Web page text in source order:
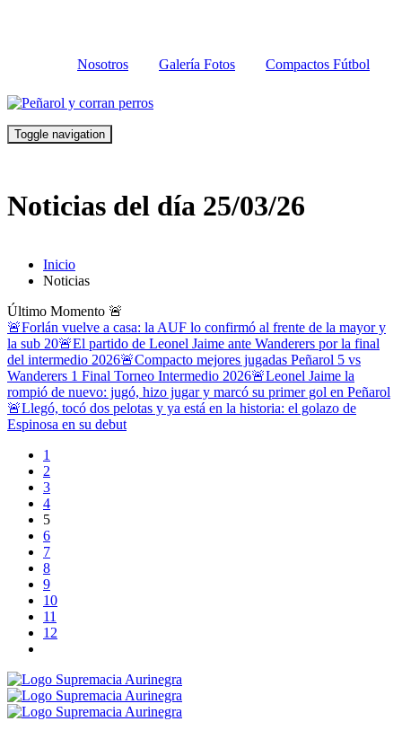
Nosotros Galería Fotos Compactos Fútbol
Toggle navigation
Noticias del día 25/03/26
Inicio
Noticias
Último Momento 🚨
🚨Forlán vuelve a casa: la AUF lo confirmó al frente de la mayor y
la sub 20🚨El partido de Leonel Jaime ante Wanderers por la final
del intermedio 2026🚨Compacto mejores jugadas Peñarol 5 vs
Wanderers 1 Final Torneo Intermedio 2026🚨Leonel Jaime la
rompió de nuevo: jugó, hizo jugar y marcó su primer gol en Peñarol
🚨Llegó, tocó dos pelotas y ya está en la historia: el golazo de
Espinosa en su debut
1
2
3
4
5
6
7
8
9
10
11
12